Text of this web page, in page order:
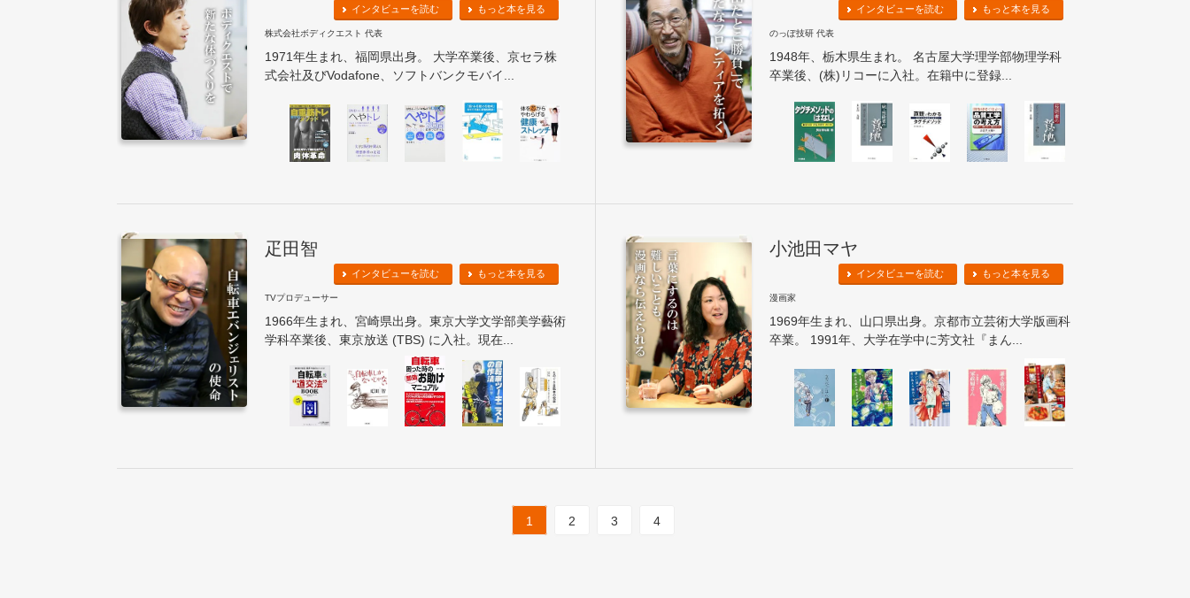
もっと本を見る
インタビューを読む
株式会社ボディクエスト 代表
1971年生まれ、福岡県出身。 大学卒業後、京セラ株
式会社及びVodafone、ソフトバンクモバイ...
もっと本を見る
インタビューを読む
のっぽ技研 代表
1948年、栃木県生まれ。 名古屋大学理学部物理学科
卒業後、(株)リコーに入社。在籍中に登録...
疋田智
もっと本を見る
インタビューを読む
TVプロデューサー
1966年生まれ、宮崎県出身。東京大学文学部美学藝術
学科卒業後、東京放送 (TBS) に入社。現在...
小池田マヤ
もっと本を見る
インタビューを読む
漫画家
1969年生まれ、山口県出身。京都市立芸術大学版画科
卒業。 1991年、大学在学中に芳文社『まん...
1 2 3 4